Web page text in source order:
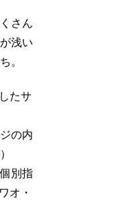
さん
浅い
。
たサ
の内
別指
オ・